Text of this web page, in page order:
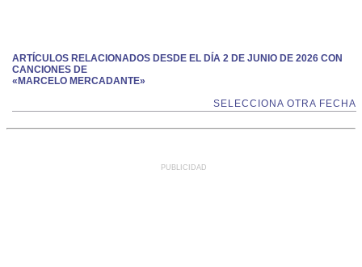
ARTÍCULOS RELACIONADOS DESDE EL DÍA 2 DE JUNIO DE 2026 CON
CANCIONES DE
«MARCELO MERCADANTE»
SELECCIONA OTRA FECHA
PUBLICIDAD